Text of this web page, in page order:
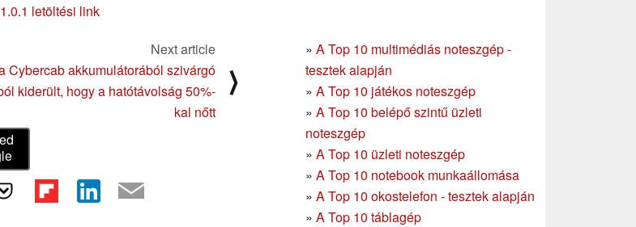
letöltési link
» A Top 10 multimédiás noteszgép -
tesztek alapján
» A Top 10 játékos noteszgép
» A Top 10 belépő szintű üzleti
noteszgép
» A Top 10 üzleti noteszgép
» A Top 10 notebook munkaállomása
» A Top 10 okostelefon - tesztek alapján
» A Top 10 táblagép
Next article
Cybercab akkumulátorából szivárgó
kiderült, hogy a hatótávolság 50%-
kal nőtt
⟩